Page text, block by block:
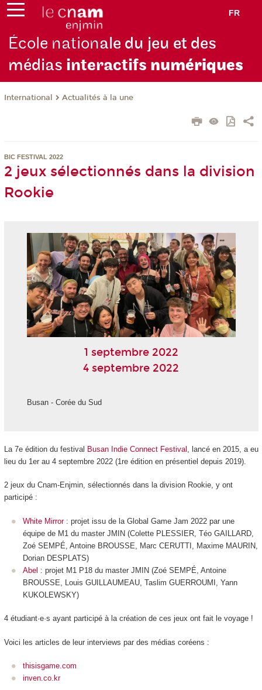
FR
École nationale du jeu et des
médias interactifs numériques
International Actualités à la une
BIC FESTIVAL 2022
2 jeux sélectionnés dans la division
Rookie
1 septembre 2022
4 septembre 2022
Busan - Corée du Sud
La 7e édition du festival Busan Indie Connect Festival
, lancé en 2015, a eu
lieu du 1er au 4 septembre 2022 (1re édition en présentiel depuis 2019).
2 jeux du Cnam-Enjmin, sélectionnés dans la division Rookie, y ont
participé :
White Mirror: projet issu de la Global Game Jam 2022 par une
équipe de M1 du master JMIN (Colette PLESSIER, Téo GAILLARD,
Zoé SEMPÉ, Antoine BROUSSE, Marc CERUTTI, Maxime MAURIN,
Dorian DESPLATS)
Abel : projet M1 P18 du master JMIN (Zoé SEMPÉ, Antoine
BROUSSE, Louis GUILLAUMEAU, Taslim GUERROUMI, Yann
KUKOLEWSKY)
4 étudiant·e·s ayant participé à la création de ces jeux ont fait le voyage !
Voici les articles de leur interviews par des médias coréens :
thisisgame.com
inven.co.kr